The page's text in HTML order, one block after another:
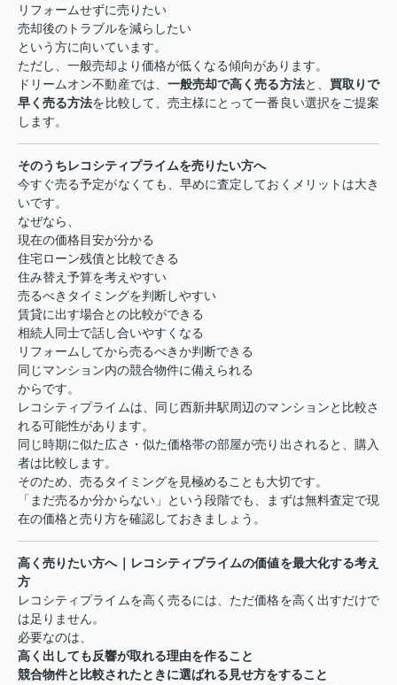
リフォームせずに売りたい
売却後のトラブルを減らしたい
という方に向いています。
ただし、一般売却より価格が低くなる傾向があります。
ドリームオン不動産では、 一般売却で高く売る方法と、 買取りで
早く売る方法を比較して、売主様にとって一番良い選択をご提案
します。
そのうちレコシティプライムを売りたい方へ
今すぐ売る予定がなくても、早めに査定しておくメリットは大き
いです。
なぜなら、
現在の価格目安が分かる
住宅ローン残債と比較できる
住み替え予算を考えやすい
売るべきタイミングを判断しやすい
賃貸に出す場合との比較ができる
相続人同士で話し合いやすくなる
リフォームしてから売るべきか判断できる
同じマンション内の競合物件に備えられる
からです。
レコシティプライムは、同じ西新井駅周辺のマンションと比較さ
れる可能性があります。
同じ時期に似た広さ・似た価格帯の部屋が売り出されると、購入
者は比較します。
そのため、売るタイミングを見極めることも大切です。
「まだ売るか分からない」という段階でも、まずは無料査定で現
在の価格と売り方を確認しておきましょう。
高く売りたい方へ｜レコシティプライムの価値を最大化する考え
方
レコシティプライムを高く売るには、ただ価格を高く出すだけで
は足りません。
必要なのは、
高く出しても反響が取れる理由を作ること
競合物件と比較されたときに選ばれる見せ方をすること